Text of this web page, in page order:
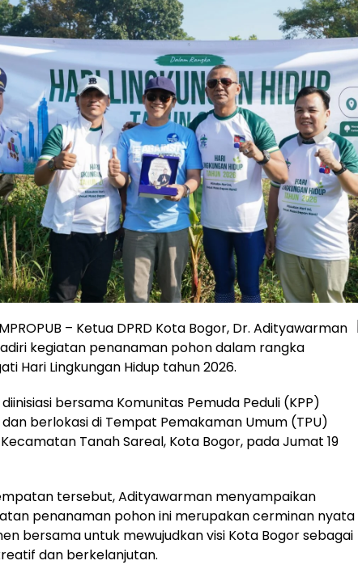
– Ketua DPRD Kota Bogor, Dr. Adityawarman
kegiatan penanaman pohon dalam rangka
Hari Lingkungan Hidup tahun 2026.
diinisiasi bersama Komunitas Pemuda Peduli (KPP)
dan berlokasi di Tempat Pemakaman Umum (TPU)
Tanah Sareal, Kota Bogor, pada Jumat 19
tersebut, Adityawarman menyampaikan
penanaman pohon ini merupakan cerminan nyata
bersama untuk mewujudkan visi Kota Bogor sebagai
dan berkelanjutan.